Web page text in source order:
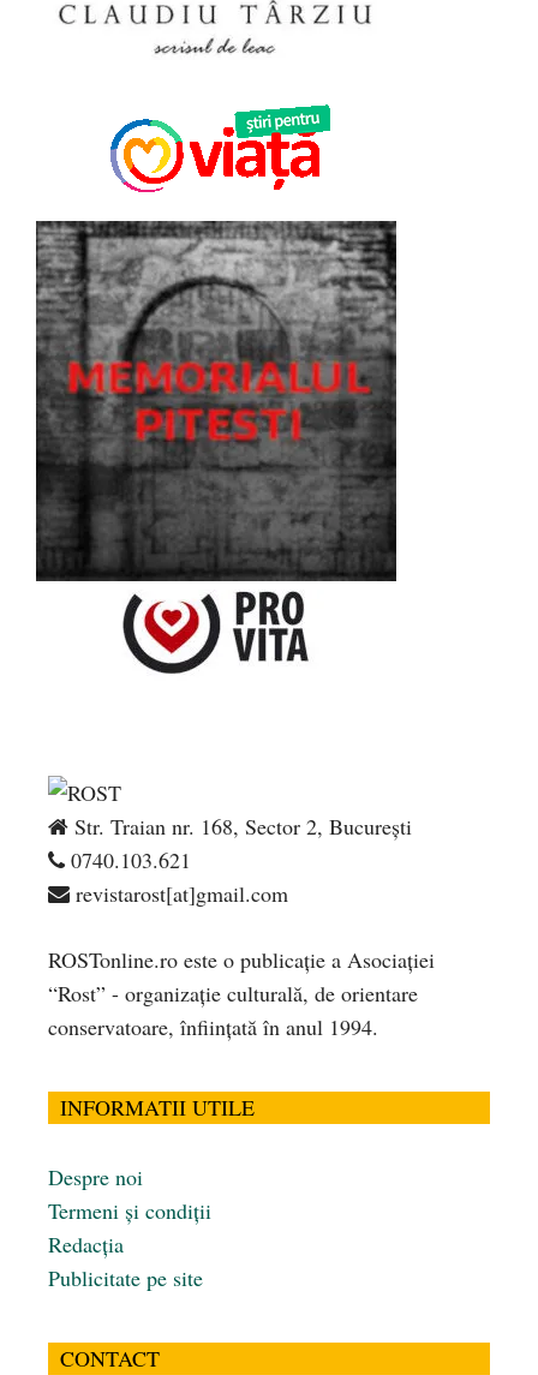
Str. Traian nr. 168, Sector 2, București
0740.103.621
revistarost[at]gmail.com
ROSTonline.ro este o publicaţie a Asociaţiei
“Rost” - organizaţie culturală, de orientare
conservatoare, înfiinţată în anul 1994.
INFORMATII UTILE
Despre noi
Termeni și condiții
Redacția
Publicitate pe site
CONTACT